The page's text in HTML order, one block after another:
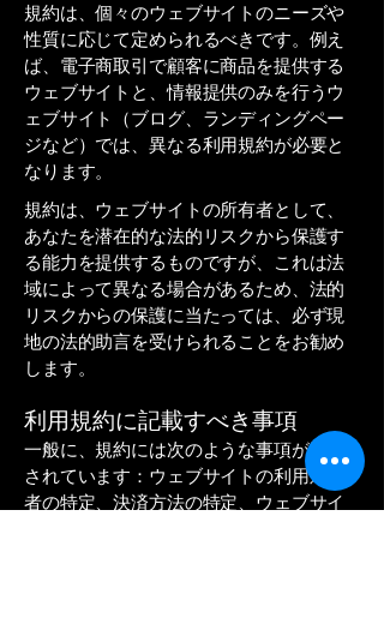
規約は、個々のウェブサイトのニーズや
性質に応じて定められるべきです。例え
ば、電子商取引で顧客に商品を提供する
ウェブサイトと、情報提供のみを行うウ
ェブサイト（ブログ、ランディングペー
ジなど）では、異なる利用規約が必要と
なります。
規約は、ウェブサイトの所有者として、
あなたを潜在的な法的リスクから保護す
る能力を提供するものですが、これは法
域によって異なる場合があるため、法的
リスクからの保護に当たっては、必ず現
地の法的助言を受けられることをお勧め
します。
利用規約に記載すべき事項
一般に、規約には次のような事項が明記
されています：ウェブサイトの利用対象
者の特定、決済方法の特定、ウェブサイ